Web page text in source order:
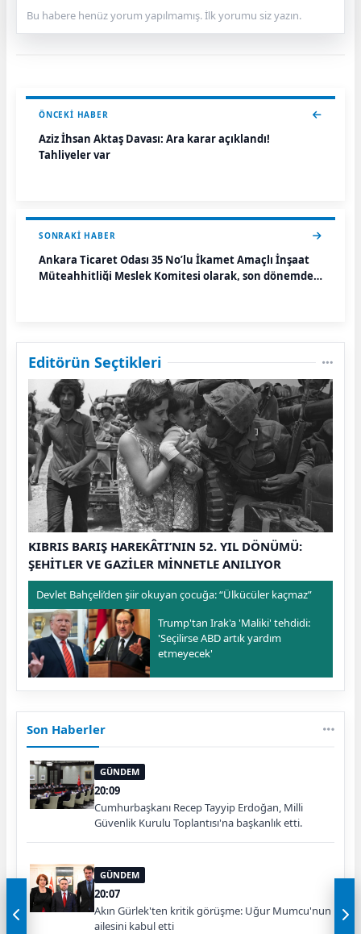
Bu habere henüz yorum yapılmamış. İlk yorumu siz yazın.
ÖNCEKI HABER
Aziz İhsan Aktaş Davası: Ara karar açıklandı!
Tahliyeler var
SONRAKI HABER
Ankara Ticaret Odası 35 No’lu İkamet Amaçlı İnşaat
Müteahhitliği Meslek Komitesi olarak, son dönemde
Editörün Seçtikleri
KIBRIS BARIŞ HAREKÂTI’NIN 52. YIL DÖNÜMÜ:
ŞEHİTLER VE GAZİLER MİNNETLE ANILIYOR
Devlet Bahçeli’den şiir okuyan çocuğa: “Ülkücüler kaçmaz”
Trump'tan Irak'a 'Maliki' tehdidi:
'Seçilirse ABD artık yardım
etmeyecek'
Son Haberler
GÜNDEM
20:09
Cumhurbaşkanı Recep Tayyip Erdoğan, Milli
Güvenlik Kurulu Toplantısı'na başkanlık etti.
GÜNDEM
20:07
Akın Gürlek'ten kritik görüşme: Uğur Mumcu'nun
ailesini kabul etti